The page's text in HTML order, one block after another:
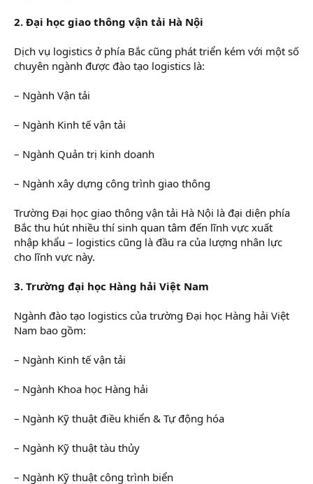
2. Đại học giao thông vận tải Hà Nội
Dịch vụ logistics ở phía Bắc cũng phát triển kém với một số
chuyên ngành được đào tạo logistics là:
– Ngành Vận tải
– Ngành Kinh tế vận tải
– Ngành Quản trị kinh doanh
– Ngành xây dựng công trình giao thông
Trường Đại học giao thông vận tải Hà Nội là đại diện phía
Bắc thu hút nhiều thí sinh quan tâm đến lĩnh vực xuất
nhập khẩu – logistics cũng là đầu ra của lượng nhân lực
cho lĩnh vực này.
3. Trường đại học Hàng hải Việt Nam
Ngành đào tạo logistics của trường Đại học Hàng hải Việt
Nam bao gồm:
– Ngành Kinh tế vận tải
– Ngành Khoa học Hàng hải
– Ngành Kỹ thuật điều khiển & Tự động hóa
– Ngành Kỹ thuật tàu thủy
– Ngành Kỹ thuật công trình biển